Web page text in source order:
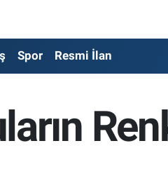
Spor Resmi İlan